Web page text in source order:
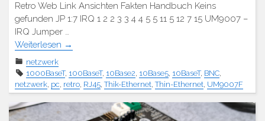
Retro Web Link Ansichten Fakten Handbuch Keins
gefunden JP 1:7 IRQ 1 2 2 3 3 4 4 5 5 11 5 12 7 15 UM9007 –
IRQ Jumper …
Weiterlesen →
netzwerk
1000BaseT, 100BaseT, 10Base2 10Base5 10BaseT, BNC
netzwerk pc retro RJ45 ,Thik-Ethernet ,Thin-Ethernet UM9007F